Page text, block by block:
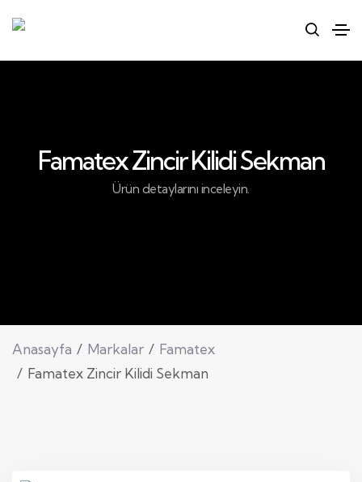
Famatex Zincir Kilidi Sekman
Ürün detaylarını inceleyin.
Anasayfa Markalar
Famatex
Famatex Zincir Kilidi Sekman